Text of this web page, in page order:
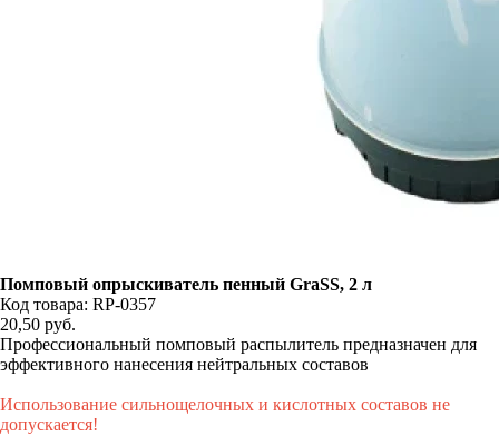
Помповый опрыскиватель пенный GraSS, 2 л
Код товара: RP-0357
20,50 руб.
Профессиональный помповый распылитель предназначен для
эффективного нанесения нейтральных составов
Использование сильнощелочных и кислотных составов не
допускается!